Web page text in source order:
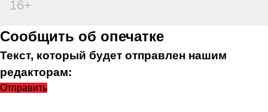
16+
Сообщить об опечатке
Текст, который будет отправлен нашим
редакторам:
Отправить